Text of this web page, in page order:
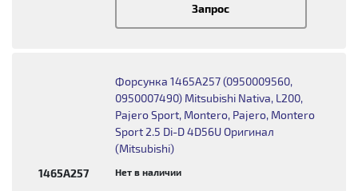
Запрос
1465A257
Форсунка 1465A257 (0950009560,
0950007490) Mitsubishi Nativa, L200,
Pajero Sport, Montero, Pajero, Montero
Sport 2.5 Di-D 4D56U Оригинал
(Mitsubishi)
Нет в наличии